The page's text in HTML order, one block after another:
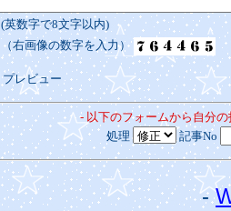
(英数字で8文字以内)
（右画像の数字を入力）
プレビュー
- 以下のフォームから自分
処理
記事No
-